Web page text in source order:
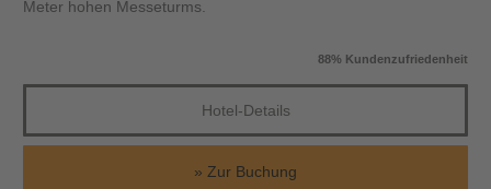
Meter hohen Messeturms.
88% Kundenzufriedenheit
Hotel-Details
Zur Buchung